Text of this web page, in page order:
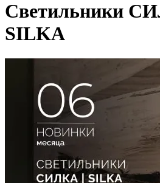
Светильники
SILKA